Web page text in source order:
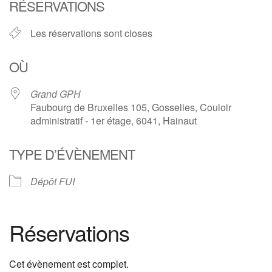
RÉSERVATIONS
Les réservations sont closes
OÙ
Grand GPH
Faubourg de Bruxelles 105, Gosselies, Couloir
administratif - 1er étage, 6041, Hainaut
TYPE D’ÉVÈNEMENT
Dépôt FUI
Réservations
Cet évènement est complet.